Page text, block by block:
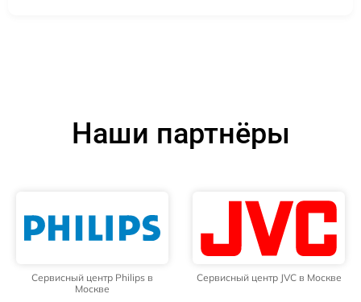
Наши партнёры
Сервисный центр Philips в
Москве
Сервисный центр JVC в Москве